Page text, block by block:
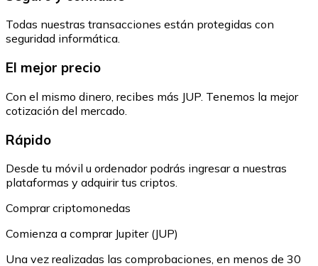
Todas nuestras transacciones están protegidas con
seguridad informática.
El mejor precio
Con el mismo dinero, recibes más JUP. Tenemos la mejor
cotización del mercado.
Rápido
Desde tu móvil u ordenador podrás ingresar a nuestras
plataformas y adquirir tus criptos.
Comprar criptomonedas
Comienza a comprar Jupiter (JUP)
Una vez realizadas las comprobaciones, en menos de 30